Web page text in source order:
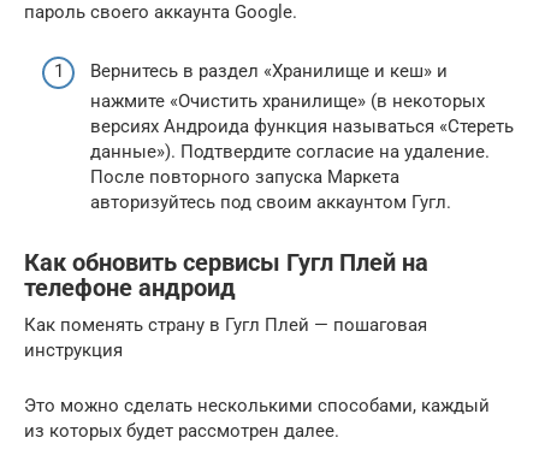
пароль своего аккаунта Google.
Вернитесь в раздел «Хранилище и кеш» и
нажмите «Очистить хранилище» (в некоторых
версиях Андроида функция называться «Стереть
данные»). Подтвердите согласие на удаление.
После повторного запуска Маркета
авторизуйтесь под своим аккаунтом Гугл.
Как обновить сервисы Гугл Плей на
телефоне андроид
Как поменять страну в Гугл Плей — пошаговая
инструкция
Это можно сделать несколькими способами, каждый
из которых будет рассмотрен далее.